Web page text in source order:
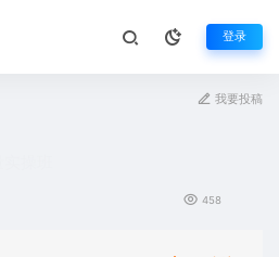
登录
我要投稿
458